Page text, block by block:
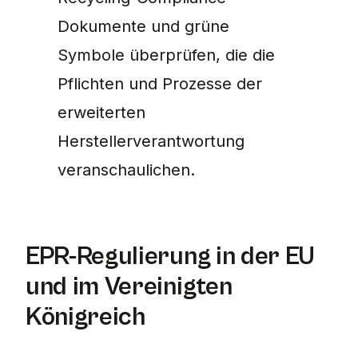
Dokumente und grüne
Symbole überprüfen, die die
Pflichten und Prozesse der
erweiterten
Herstellerverantwortung
veranschaulichen.
EPR-Regulierung in der EU
und im Vereinigten
Königreich